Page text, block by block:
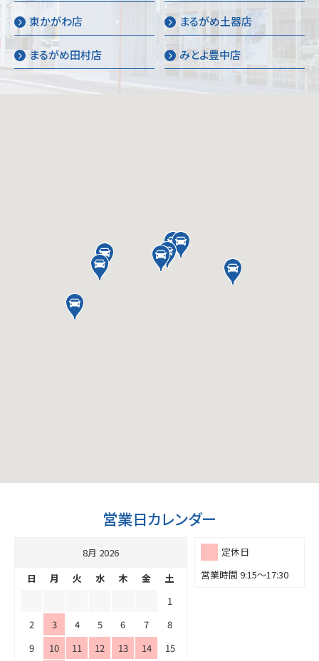
東かがわ店 まるがめ土器店
まるがめ田村店 みとよ豊中店
営業日カレンダー
定休日
営業時間 9:15～17:30
8月 2026
日
月 火 水 木 金
土
1
2
3 4 5 6 7
8
9
10 11 12 13 14
15